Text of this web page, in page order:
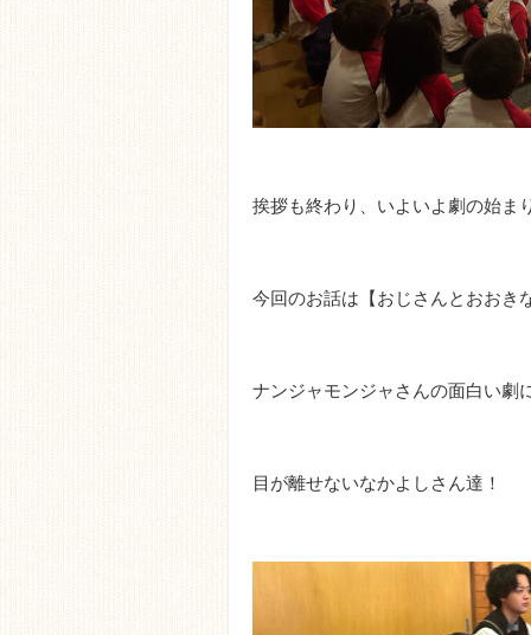
挨拶も終わり、いよいよ劇の始ま
今回のお話は【おじさんとおおき
ナンジャモンジャさんの面白い劇
目が離せないなかよしさん達！